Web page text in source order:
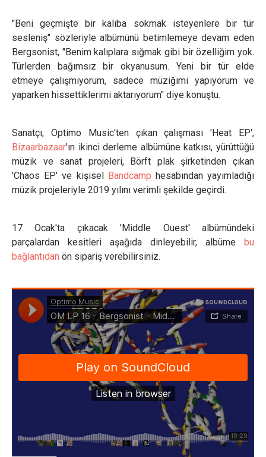
"Beni geçmişte bir kalıba sokmak isteyenlere bir tür
sesleniş" sözleriyle albümünü betimlemeye devam eden
Bergsonist, "Benim kalıplara sığmak gibi bir özelliğim yok.
Türlerden bağımsız bir okyanusum. Yeni bir tür elde
etmeye çalışmıyorum, sadece müziğimi yapıyorum ve
yaparken hissettiklerimi aktarıyorum" diye konuştu.
Sanatçı, Optimo Music'ten çıkan çalışması 'Heat EP',
Bizaarbazaar'ın ikinci derleme albümüne katkısı, yürüttüğü
müzik ve sanat projeleri, Börft plak şirketinden çıkan
'Chaos EP' ve kişisel Bandcamp hesabından yayımladığı
müzik projeleriyle 2019 yılını verimli şekilde geçirdi.
17 Ocak'ta çıkacak 'Middle Ouest' albümündeki
parçalardan kesitleri aşağıda dinleyebilir, albüme bu
bağlantıdan ön sipariş verebilirsiniz.